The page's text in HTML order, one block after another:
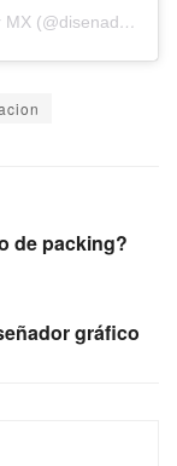
Una publicación compartida por Diseñador MX (@disenador.mx)
de packing?
gráfico